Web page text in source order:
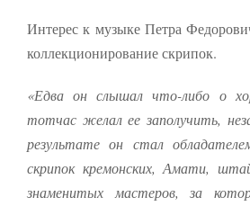
Интерес к музыке Петра
коллекционирование скрипок.
«Едва он слышал что-либо о
тотчас желал ее заполучить,
результате он стал
скрипок кремонских, Амати,
знаменитых мастеров, за